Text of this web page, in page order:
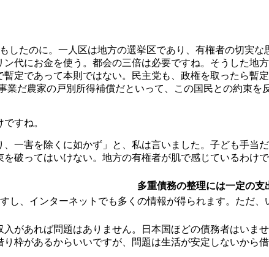
したのに。一人区は地方の選挙区であり、有権者の切実
代にお金を使う。都会の三倍は必要ですね。そうした地
定であって本則ではない。民主党も、政権を取ったら
業だ農家の戸別所得補償だといって、この国民との約束
すね。
一害を除くに如かず」と、私は言いました。子ども手
破ってはいけない。地方の有権者が肌で感じているわけ
多重債務の整理には一定の支
し、インターネットでも多くの情報が得られます。ただ
があれば問題はありません。日本国ほどの債務者はいま
枠があるからいいですが、問題は生活が安定しないから